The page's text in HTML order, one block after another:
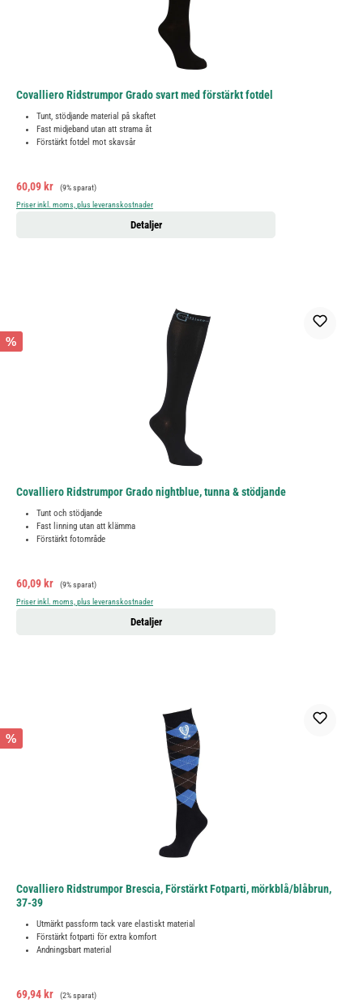
Covalliero Ridstrumpor Grado svart med förstärkt fotdel
Tunt, stödjande material på skaftet
Fast midjeband utan att strama åt
Förstärkt fotdel mot skavsår
Försäljningspris:
60,09 kr Ordinarie pris:
(9% sparat)
Priser inkl. moms, plus leveranskostnader
Detaljer
%
Covalliero Ridstrumpor Grado nightblue, tunna & stödjande
Tunt och stödjande
Fast linning utan att klämma
Förstärkt fotområde
Försäljningspris:
60,09 kr Ordinarie pris:
(9% sparat)
Priser inkl. moms, plus leveranskostnader
Detaljer
%
Covalliero Ridstrumpor Brescia, Förstärkt Fotparti, mörkblå/blåbrun,
37-39
Utmärkt passform tack vare elastiskt material
Förstärkt fotparti för extra komfort
Andningsbart material
Försäljningspris:
69,94 kr Ordinarie pris:
(2% sparat)